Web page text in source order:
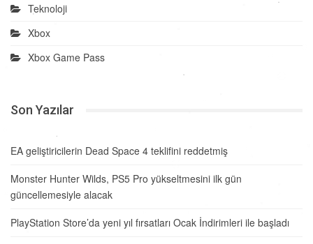
Teknoloji
Xbox
Xbox Game Pass
Son Yazılar
EA geliştiricilerin Dead Space 4 teklifini reddetmiş
Monster Hunter Wilds, PS5 Pro yükseltmesini ilk gün
güncellemesiyle alacak
PlayStation Store’da yeni yıl fırsatları Ocak İndirimleri ile başladı